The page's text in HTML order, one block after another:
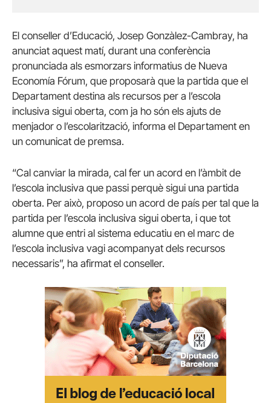
El conseller d’Educació, Josep Gonzàlez-Cambray, ha
anunciat aquest matí, durant una conferència
pronunciada als esmorzars informatius de Nueva
Economía Fórum, que proposarà que la partida que el
Departament destina als recursos per a l’escola
inclusiva sigui oberta, com ja ho són els ajuts de
menjador o l’escolarització, informa el Departament en
un comunicat de premsa.
“Cal canviar la mirada, cal fer un acord en l’àmbit de
l’escola inclusiva que passi perquè sigui una partida
oberta. Per això, proposo un acord de país per tal que la
partida per l’escola inclusiva sigui oberta, i que tot
alumne que entri al sistema educatiu en el marc de
l’escola inclusiva vagi acompanyat dels recursos
necessaris”, ha afirmat el conseller.